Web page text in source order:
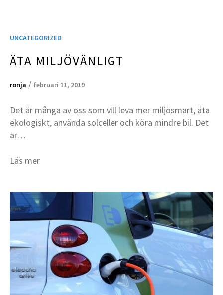
UNCATEGORIZED
ÄTA MILJÖVÄNLIGT
ronja / februari 11, 2019
Det är många av oss som vill leva mer miljösmart, äta
ekologiskt, använda solceller och köra mindre bil. Det
är…
Läs mer